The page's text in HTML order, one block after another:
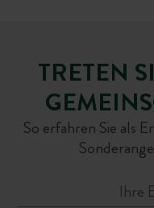
TRETEN
So erfahren Sie als